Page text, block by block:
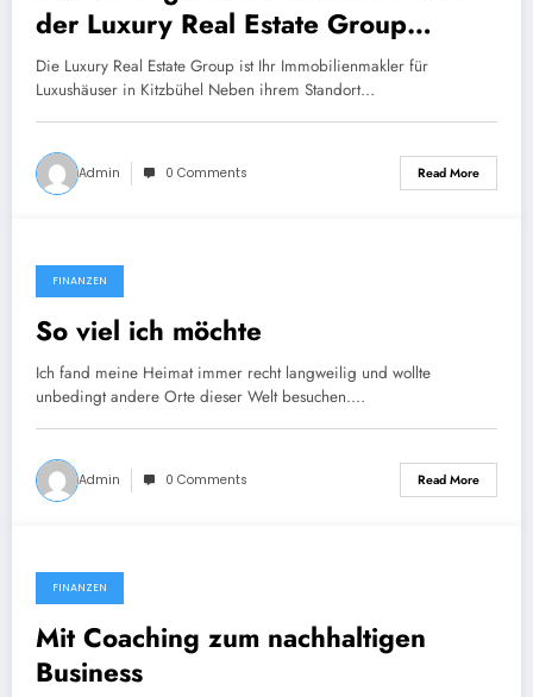
der Luxury Real Estate Group
entdecken
Die Luxury Real Estate Group ist Ihr Immobilienmakler für
Luxushäuser in Kitzbühel Neben ihrem Standort…
Admin 0 Comments Read More
FINANZEN
So viel ich möchte
Ich fand meine Heimat immer recht langweilig und wollte
unbedingt andere Orte dieser Welt besuchen.…
Admin 0 Comments Read More
FINANZEN
Mit Coaching zum nachhaltigen
Business